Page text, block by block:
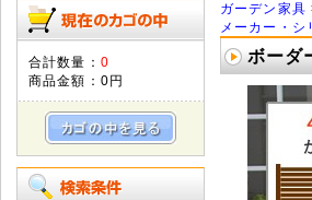
合計数量： 0
商品金額： 0円
ガーデン家具
メーカー・シ
ボーダ